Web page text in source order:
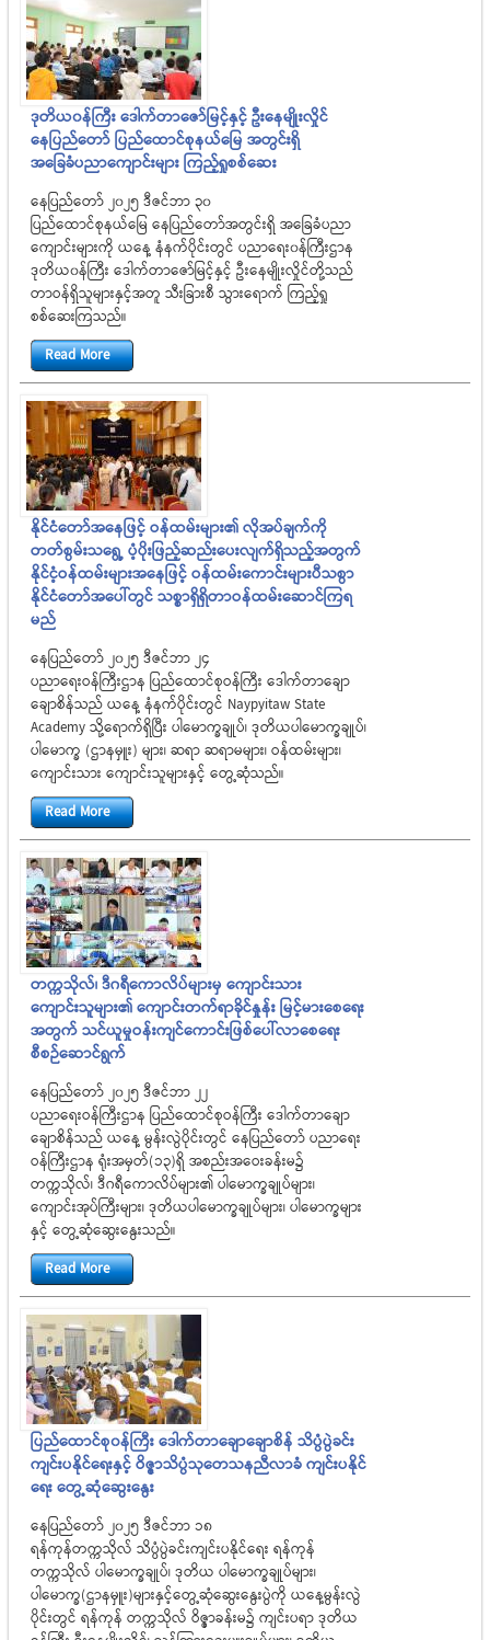
ဒုတိယ၀န်ကြီး ဒေါက်တာဇော်မြင့်နှင့် ဦးနေမျိုးလှိုင်
နေပြည်တော် ပြည်ထောင်စုနယ်မြေ အတွင်းရှိ
အခြေခံပညာကျောင်းများ ကြည့်ရှုစစ်ဆေး
နေပြည်တော် ၂၀၂၅ ဒီဇင်ဘာ ၃၀
ပြည်ထောင်စုနယ်မြေ နေပြည်တော်အတွင်းရှိ အခြေခံပညာ
ကျောင်းများကို ယနေ့ နံနက်ပိုင်းတွင် ပညာရေး၀န်ကြီးဌာန
ဒုတိယ၀န်ကြီး ဒေါက်တာဇော်မြင့်နှင့် ဦးနေမျိုးလှိုင်တို့သည်
တာဝန်ရှိသူများနှင့်အတူ သီးခြားစီ သွားရောက် ကြည့်ရှု
စစ်ဆေးကြသည်။
Read More
နိုင်ငံတော်အနေဖြင့် ဝန်ထမ်းများ၏ လိုအပ်ချက်ကို
တတ်စွမ်းသရွေ့ ပံ့ပိုးဖြည့်ဆည်းပေးလျက်ရှိသည့်အတွက်
နိုင်ငံ့ဝန်ထမ်းများအနေဖြင့် ဝန်ထမ်းကောင်းများပီသစွာ
နိုင်ငံတော်အပေါ်တွင် သစ္စာရှိရှိတာဝန်ထမ်းဆောင်ကြရ
မည်
နေပြည်တော် ၂၀၂၅ ဒီဇင်ဘာ ၂၄
ပညာရေးဝန်ကြီးဌာန ပြည်ထောင်စုဝန်ကြီး ဒေါက်တာချော
ချောစိန်သည် ယနေ့ နံနက်ပိုင်းတွင် Naypyitaw State
Academy သို့ရောက်ရှိပြီး ပါမောက္ခချုပ်၊ ဒုတိယပါမောက္ခချုပ်၊
ပါမောက္ခ (ဌာနမှူး) များ၊ ဆရာ ဆရာမများ၊ ဝန်ထမ်းများ၊
ကျောင်းသား ကျောင်းသူများနှင့် တွေ့ဆုံသည်။
Read More
တက္ကသိုလ်၊ ဒီဂရီကောလိပ်များမှ ကျောင်းသား
ကျောင်းသူများ၏ ကျောင်းတက်ရာခိုင်နှုန်း မြင့်မားစေရေး
အတွက် သင်ယူမှုဝန်းကျင်ကောင်းဖြစ်ပေါ်လာစေရေး
စီစဉ်ဆောင်ရွက်
နေပြည်တော် ၂၀၂၅ ဒီဇင်ဘာ ၂၂
ပညာရေးဝန်ကြီးဌာန ပြည်ထောင်စုဝန်ကြီး ဒေါက်တာချော
ချောစိန်သည် ယနေ့ မွန်းလွဲပိုင်းတွင် နေပြည်တော် ပညာရေး
ဝန်ကြီးဌာန ရုံးအမှတ်(၁၃)ရှိ အစည်းအဝေးခန်းမ၌
တက္ကသိုလ်၊ ဒီဂရီကောလိပ်များ၏ ပါမောက္ခချုပ်များ၊
ကျောင်းအုပ်ကြီးများ၊ ဒုတိယပါမောက္ခချုပ်များ၊ ပါမောက္ခများ
နှင့် တွေ့ဆုံဆွေးနွေးသည်။
Read More
ပြည်ထောင်စု၀န်ကြီး ဒေါက်တာချောချောစိန် သိပ္ပံပွဲခင်း
ကျင်းပနိုင်ရေးနှင့် ဝိဇ္ဇာသိပ္ပံသုတေသနညီလာခံ ကျင်းပနိုင်
ရေး တွေ့ဆုံဆွေးနွေး
နေပြည်တော် ၂၀၂၅ ဒီဇင်ဘာ ၁၈
ရန်ကုန်တက္ကသိုလ် သိပ္ပံပွဲခင်းကျင်းပနိုင်ရေး ရန်ကုန်
တက္ကသိုလ် ပါမောက္ခချုပ်၊ ဒုတိယ ပါမောက္ခချုပ်များ၊
ပါမောက္ခ(ဌာနမှူး)များနှင့်တွေ့ဆုံဆွေးနွေးပွဲကို ယနေ့မွန်းလွဲ
ပိုင်းတွင် ရန်ကုန် တက္ကသိုလ် ဝိဇ္ဇာခန်းမ၌ ကျင်းပရာ ဒုတိယ